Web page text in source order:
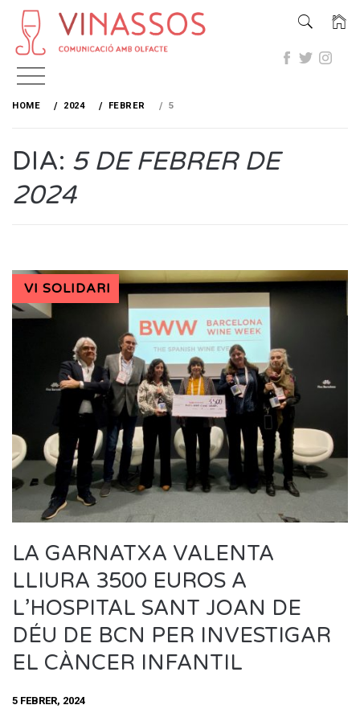
Skip
HOME 2024 FEBRER 5
DIA: 5 DE FEBRER DE
2024
VI SOLIDARI
LA GARNATXA VALENTA
LLIURA 3500 EUROS A
L’HOSPITAL SANT JOAN DE
DÉU DE BCN PER INVESTIGAR
EL CÀNCER INFANTIL
5 FEBRER, 2024